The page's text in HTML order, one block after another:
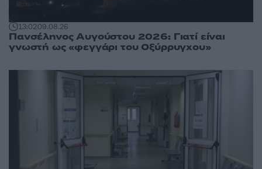
13:0209.08.26
Πανσέληνος Αυγούστου 2026: Γιατί είναι
γνωστή ως «φεγγάρι του Οξύρρυγχου»